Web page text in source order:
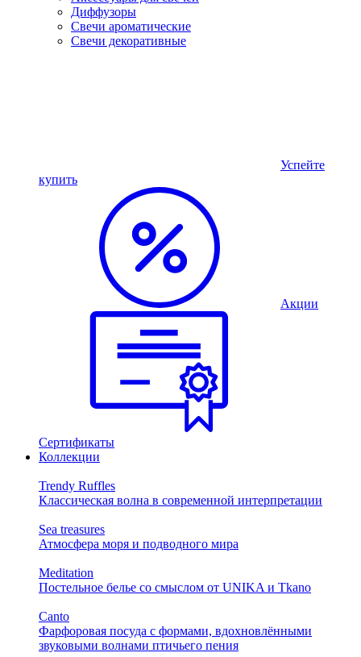
Диффузоры
Свечи ароматические
Свечи декоративные
Успейте
купить
Акции
Сертификаты
Коллекции
Trendy Ruffles
Классическая волна в современной интерпретации
Sea treasures
Атмосфера моря и подводного мира
Meditation
Постельное белье со смыслом от UNIKA и Tkano
Canto
Фарфоровая посуда с формами, вдохновлёнными
звуковыми волнами птичьего пения